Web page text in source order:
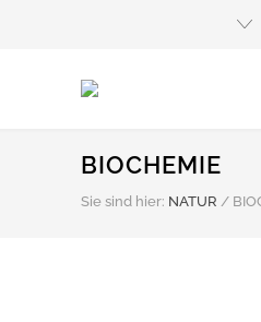
BIOCHEMIE
Sie sind hier: NATUR /